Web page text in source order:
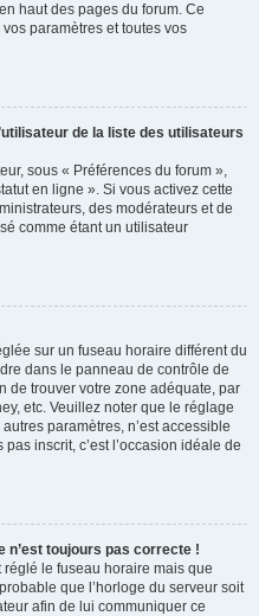
haut des pages du forum. Ce
paramètres et toutes vos
de la liste des utilisateurs
sous « Préférences du forum »,
en ligne ». Si vous activez cette
des modérateurs et de
comme étant un utilisateur
sur un fuseau horaire différent du
dans le panneau de contrôle de
de trouver votre zone adéquate, par
etc. Veuillez noter que le réglage
paramètres, n’est accessible
inscrit, c’est l’occasion idéale de
n’est toujours pas correcte !
réglé le fuseau horaire mais que
que l’horloge du serveur soit
afin de lui communiquer ce